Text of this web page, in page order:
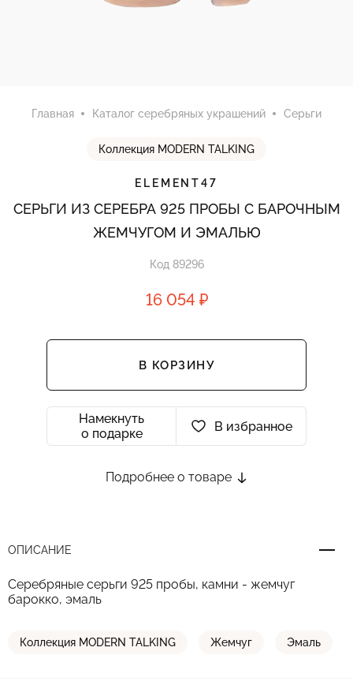
Главная Каталог серебряных украшений Серьги
Коллекция MODERN TALKING
ELEMENT47
СЕРЬГИ ИЗ СЕРЕБРА 925 ПРОБЫ С БАРОЧНЫМ
ЖЕМЧУГОМ И ЭМАЛЬЮ
Код 89296
16 054 ₽
В КОРЗИНУ
Намекнуть
о подарке
В избранное
Подробнее о товаре
ОПИСАНИЕ
Серебряные серьги 925 пробы, камни - жемчуг
барокко, эмаль
Коллекция MODERN TALKING Жемчуг Эмаль